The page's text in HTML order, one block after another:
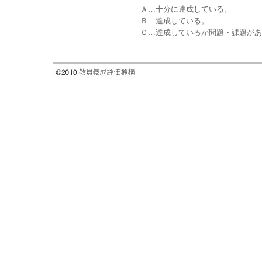
Ａ…十分に達成している。
Ｂ…達成している。
Ｃ…達成しているが問題・課題が